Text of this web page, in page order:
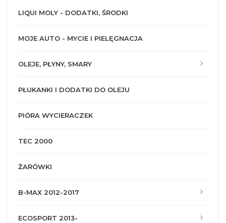
LIQUI MOLY - DODATKI, ŚRODKI
MOJE AUTO - MYCIE I PIELĘGNACJA
OLEJE, PŁYNY, SMARY
PŁUKANKI I DODATKI DO OLEJU
PIÓRA WYCIERACZEK
TEC 2000
ŻARÓWKI
B-MAX 2012-2017
ECOSPORT 2013-